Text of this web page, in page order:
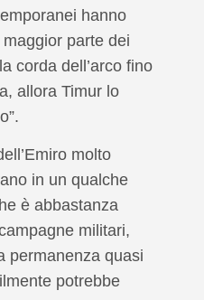
hanno
parte dei
corda dell’arco fino
allora Timur lo
molto
in un qualche
è abbastanza
militari,
permanenza quasi
potrebbe